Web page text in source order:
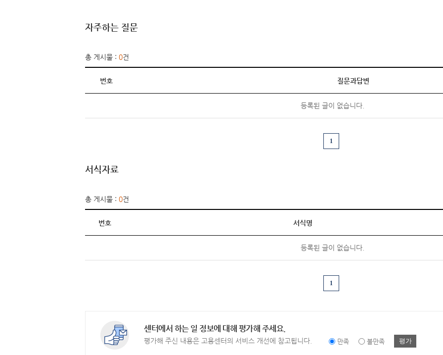
자주하는 질문
총 게시물 : 0건
번호 질문과답변
등록된 글이 없습니다.
1
서식자료
총 게시물 : 0건
번호 서식명
등록된 글이 없습니다.
1
센터에서 하는 일 정보에 대해 평가해 주세요.
평가해 주신 내용은 고용센터의 서비스 개선에 참고됩니다. 만족 불만족 평가